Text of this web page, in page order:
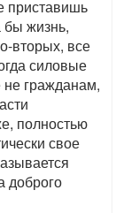
приставишь
бы жизнь,
вторых, все
силовые
не гражданам,
полностью
свое
доброго